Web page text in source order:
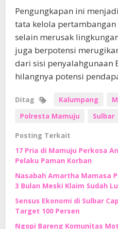
Pengungkapan ini
tata kelola
selain merusak
juga berpotensi
dari sisi penyalahgunaan
hilangnya potensi
Ditag Kalumpang
Polresta Mamuju
Sulbar
Posting Terkait
17 Pria di Mamuju Perkosa
Pelaku Paman Korban
Nasabah Amartha Mamasa
3 Bulan Meski Klaim Sudah
Sensus Ekonomi di Sulbar
Target 100 Persen
Ngopi Bareng Komunitas